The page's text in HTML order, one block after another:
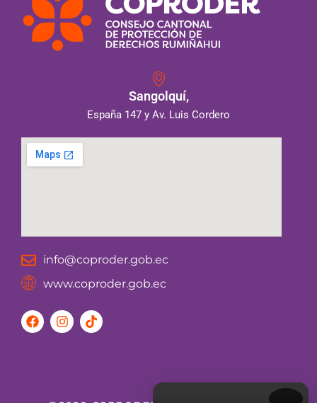
Sangolquí,
España 147 y Av. Luis Cordero
info@coproder.gob.ec
www.coproder.gob.ec
F
a
I
n
T
i